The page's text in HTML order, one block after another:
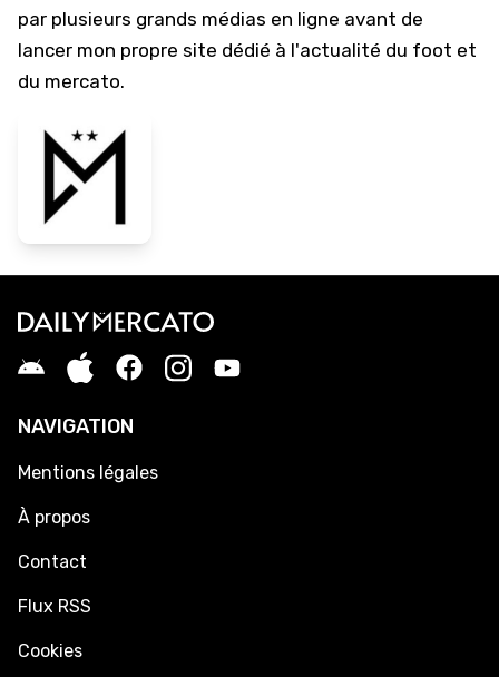
par plusieurs grands médias en ligne avant de
lancer mon propre site dédié à l'actualité du foot et
du mercato.
NAVIGATION
Mentions légales
À propos
Contact
Flux RSS
Cookies